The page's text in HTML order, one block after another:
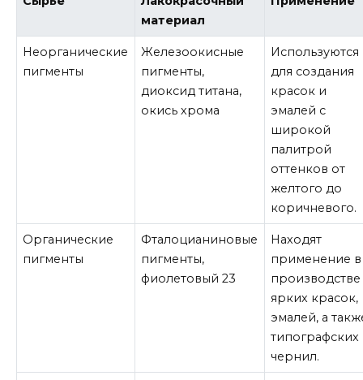
материал
Неорганические
пигменты
Железоокисные
пигменты,
диоксид титана,
окись хрома
Используются
для создания
красок и
эмалей с
широкой
палитрой
оттенков от
желтого до
коричневого.
Органические
пигменты
Фталоцианиновые
пигменты,
фиолетовый 23
Находят
применение в
производстве
ярких красок,
эмалей, а
типографских
чернил.